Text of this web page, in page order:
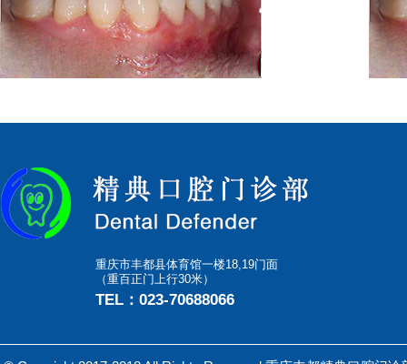
重庆市丰都县体育馆一楼18,19门面
（重百正门上行30米）
TEL：023-70688066